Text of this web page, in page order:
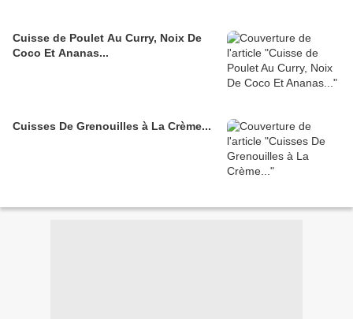
Cuisse de Poulet Au Curry, Noix De
Coco Et Ananas...
Cuisses De Grenouilles à La Crème...